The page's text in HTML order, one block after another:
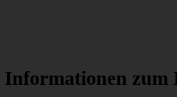
Informationen zum